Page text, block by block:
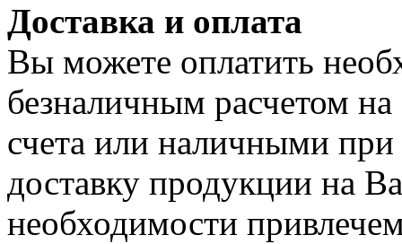
Доставка и оплата
Вы можете оплатить
безналичным расчетом
счета или наличными
доставку продукции на
необходимости